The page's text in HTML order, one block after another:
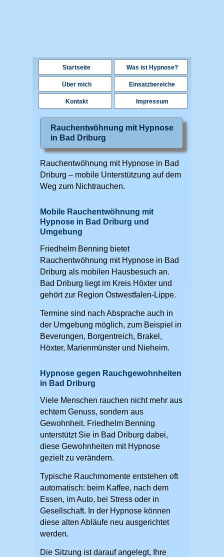
Startseite Was ist Hypnose?
Über mich Einsatzbereiche
Kontakt Impressum
Rauchentwöhnung mit Hypnose
in Bad Driburg
Rauchentwöhnung mit Hypnose in Bad
Driburg – mobile Unterstützung auf dem
Weg zum Nichtrauchen.
Mobile Rauchentwöhnung mit
Hypnose in Bad Driburg und
Umgebung
Friedhelm Benning bietet
Rauchentwöhnung mit Hypnose in Bad
Driburg als mobilen Hausbesuch an.
Bad Driburg liegt im Kreis Höxter und
gehört zur Region Ostwestfalen-Lippe.
Termine sind nach Absprache auch in
der Umgebung möglich, zum Beispiel in
Beverungen, Borgentreich, Brakel,
Höxter, Marienmünster und Nieheim.
Hypnose gegen Rauchgewohnheiten
in Bad Driburg
Viele Menschen rauchen nicht mehr aus
echtem Genuss, sondern aus
Gewohnheit. Friedhelm Benning
unterstützt Sie in Bad Driburg dabei,
diese Gewohnheiten mit Hypnose
gezielt zu verändern.
Typische Rauchmomente entstehen oft
automatisch: beim Kaffee, nach dem
Essen, im Auto, bei Stress oder in
Gesellschaft. In der Hypnose können
diese alten Abläufe neu ausgerichtet
werden.
Die Sitzung ist darauf angelegt, Ihre